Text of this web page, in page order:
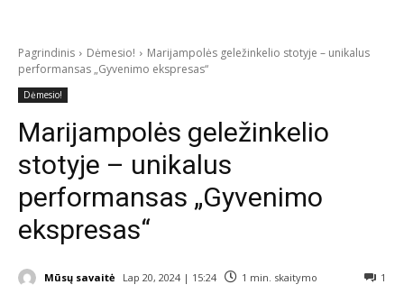
Pagrindinis Dėmesio!
Marijampolės geležinkelio stotyje – unikalus
performansas „Gyvenimo ekspresas“
Dėmesio!
Marijampolės geležinkelio
stotyje – unikalus
performansas „Gyvenimo
ekspresas“
Mūsų savaitė Lap 20, 2024 | 15:24 1 min. skaitymo 1